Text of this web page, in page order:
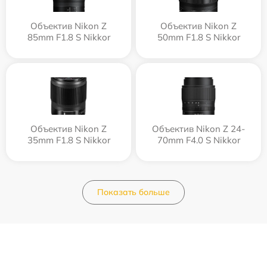
Объектив Nikon Z
85mm F1.8 S Nikkor
Объектив Nikon Z
50mm F1.8 S Nikkor
Объектив Nikon Z
35mm F1.8 S Nikkor
Объектив Nikon Z 24-
70mm F4.0 S Nikkor
Показать больше